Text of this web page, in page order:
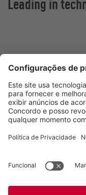
Av. Theodomiro
São Leopoldo/RS,
Brasil